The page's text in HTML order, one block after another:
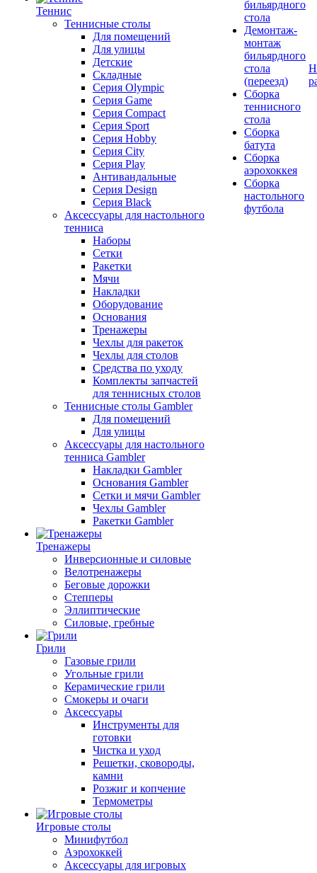
Теннис
Теннисные столы
Для помещений
Для улицы
Детские
Складные
Серия Olympic
Серия Game
Серия Compact
Серия Sport
Серия Hobby
Серия City
Серия Play
Антивандальные
Серия Design
Серия Black
Аксессуары для настольного
тенниса
Наборы
Сетки
Ракетки
Мячи
Накладки
Оборудование
Основания
Тренажеры
Чехлы для ракеток
Чехлы для столов
Средства по уходу
Комплекты запчастей
для теннисных столов
Теннисные столы Gambler
Для помещений
Для улицы
Аксессуары для настольного
тенниса Gambler
Накладки Gambler
Основания Gambler
Сетки и мячи Gambler
Чехлы Gambler
Ракетки Gambler
Тренажеры
Инверсионные и силовые
Велотренажеры
Беговые дорожки
Степперы
Эллиптические
Силовые, гребные
Грили
Газовые грили
Угольные грили
Керамические грили
Смокеры и очаги
Аксессуары
Инструменты для
готовки
Чистка и уход
Решетки, сковороды,
камни
Розжиг и копчение
Термометры
Игровые столы
Минифутбол
Аэрохоккей
Аксессуары для игровых
бильярдного
стола
Демонтаж-
монтаж
бильярдного
стола
(переезд)
Сборка
теннисного
стола
Сборка
батута
Сборка
аэрохоккея
Сборка
настольного
футбола